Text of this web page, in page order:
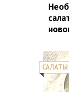
САЛАТЫ